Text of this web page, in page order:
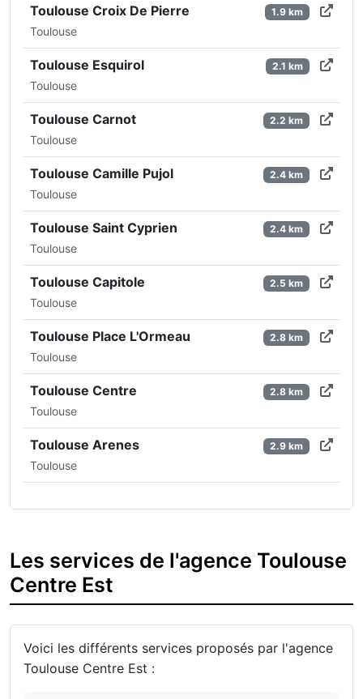
Toulouse Croix De Pierre
Toulouse
1.9 km
Toulouse Esquirol
Toulouse
2.1 km
Toulouse Carnot
Toulouse
2.2 km
Toulouse Camille Pujol
Toulouse
2.4 km
Toulouse Saint Cyprien
Toulouse
2.4 km
Toulouse Capitole
Toulouse
2.5 km
Toulouse Place L'Ormeau
Toulouse
2.8 km
Toulouse Centre
Toulouse
2.8 km
Toulouse Arenes
Toulouse
2.9 km
Les services de l'agence Toulouse
Centre Est
Voici les différents services proposés par l'agence
Toulouse Centre Est :